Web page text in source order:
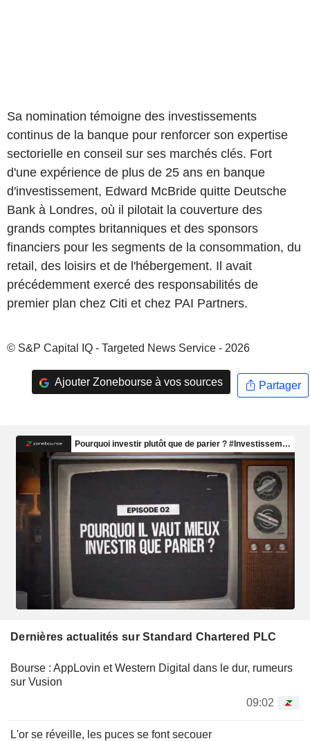
Sa nomination témoigne des investissements
continus de la banque pour renforcer son expertise
sectorielle en conseil sur ses marchés clés. Fort
d'une expérience de plus de 25 ans en banque
d'investissement, Edward McBride quitte Deutsche
Bank à Londres, où il pilotait la couverture des
grands comptes britanniques et des sponsors
financiers pour les segments de la consommation, du
retail, des loisirs et de l'hébergement. Il avait
précédemment exercé des responsabilités de
premier plan chez Citi et chez PAI Partners.
© S&P Capital IQ - Targeted News Service - 2026
Ajouter Zonebourse à vos sources Partager
Dernières actualités sur Standard Chartered PLC
Bourse : AppLovin et Western Digital dans le dur, rumeurs
sur Vusion
09:02
L'or se réveille, les puces se font secouer